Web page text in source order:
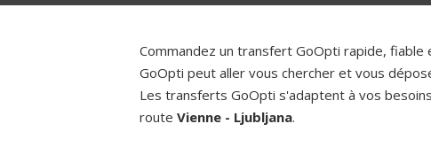
Commandez un transfert GoOpti rapide,
GoOpti peut aller vous chercher et vous
Les transferts GoOpti s'adaptent à vos
route Vienne - Ljubljana.